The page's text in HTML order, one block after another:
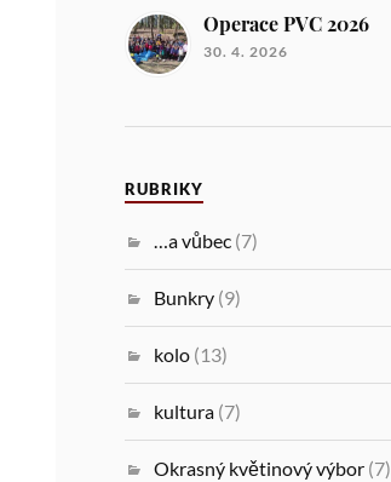
Operace PVC 2026
30. 4. 2026
RUBRIKY
…a vůbec (7)
Bunkry (9)
kolo (13)
kultura (7)
Okrasný květinový výbor (7)